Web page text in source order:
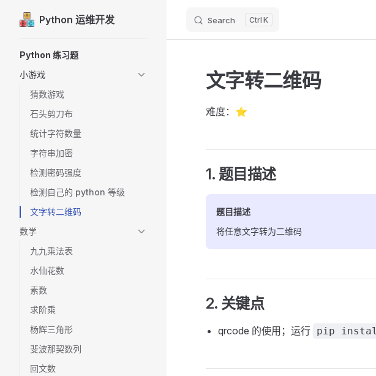
Skip to content
Python 运维开发 Search K
Python 练习题
小游戏
猜数游戏
石头剪刀布
统计字符数量
字符串加密
检测密码强度
检测自己的 python 等级
文字转二维码
数学
九九乘法表
水仙花数
素数
求阶乘
杨辉三角形
斐波那契数列
回文数
文字转二维码
难度：⭐
1. 题目描述
题目描述
将任意文字转为二维码
2. 关键点
qrcode 的使用；运行 pip